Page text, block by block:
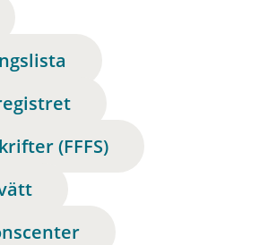
(FFFS)